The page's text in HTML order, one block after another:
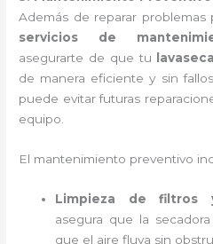
Además de reparar
servicios de
asegurarte de que tu
de manera eficiente y sin
puede evitar futuras
equipo.
El mantenimiento preventivo
Limpieza de filtros
asegura que la
que el aire fluya sin